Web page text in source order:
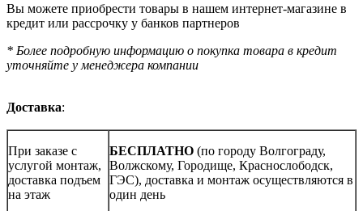
Вы можете приобрести товары в нашем интернет-магазине в
кредит или рассрочку у банков партнеров
* Более подробную информацию о покупка товара в кредит
уточняйте у менеджера компании
Доставка:
При заказе с
услугой монтаж,
доставка подъем
на этаж
БЕСПЛАТНО (по городу Волгограду,
Волжскому, Городище, Краснослободск,
ГЭС), доставка и монтаж осуществляются в
один день